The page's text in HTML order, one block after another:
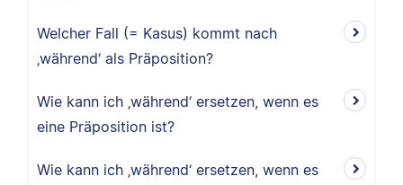
Welcher Fall (= Kasus) kommt nach
‚während‘ als Präposition?
Wie kann ich ‚während‘ ersetzen, wenn es
eine Präposition ist?
Wie kann ich ‚während‘ ersetzen, wenn es